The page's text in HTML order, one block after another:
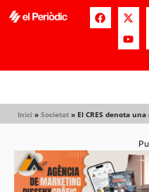
Inici » Societat » El CRES denota